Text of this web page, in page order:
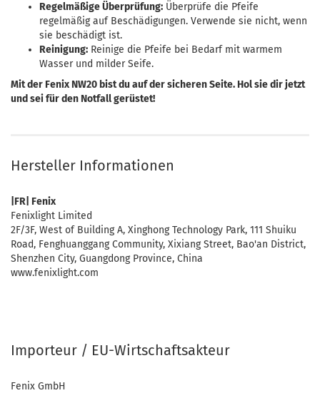
Regelmäßige Überprüfung: Überprüfe die Pfeife
regelmäßig auf Beschädigungen. Verwende sie nicht, wenn
sie beschädigt ist.
Reinigung: Reinige die Pfeife bei Bedarf mit warmem
Wasser und milder Seife.
Mit der Fenix NW20 bist du auf der sicheren Seite. Hol sie dir jetzt
und sei für den Notfall gerüstet!
Hersteller Informationen
|FR| Fenix
Fenixlight Limited
2F/3F, West of Building A, Xinghong Technology Park, 111 Shuiku
Road, Fenghuanggang Community, Xixiang Street, Bao'an District,
Shenzhen City, Guangdong Province, China
www.fenixlight.com
Importeur / EU-Wirtschaftsakteur
Fenix GmbH